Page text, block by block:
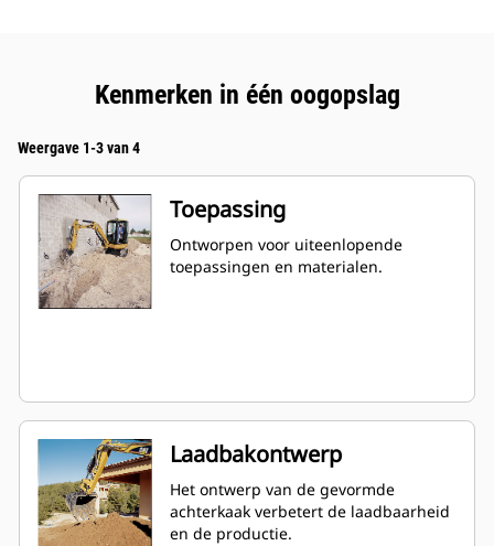
Kenmerken in één oogopslag
Weergave 1-3 van 4
Toepassing
Ontworpen voor uiteenlopende
toepassingen en materialen.
Laadbakontwerp
Het ontwerp van de gevormde
achterkaak verbetert de laadbaarheid
en de productie.